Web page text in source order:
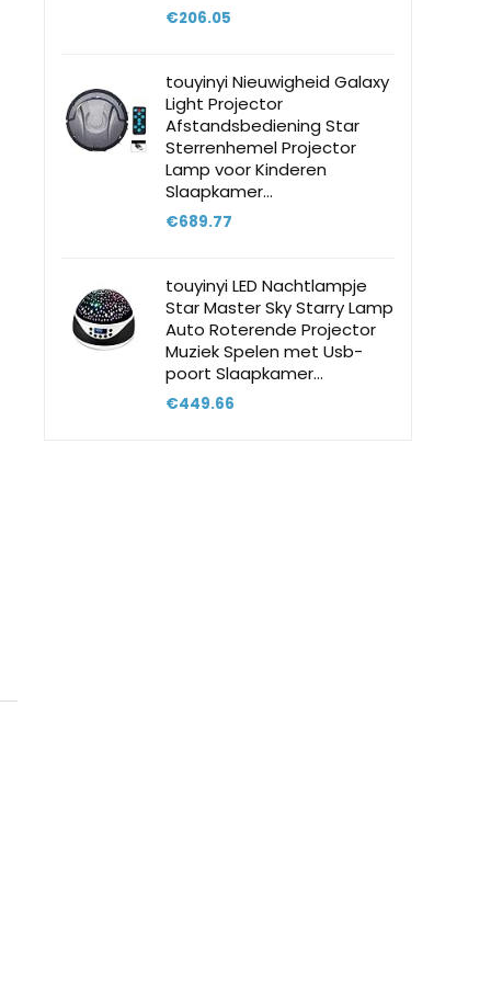
€206.05
touyinyi Nieuwigheid Galaxy
Light Projector
Afstandsbediening Star
Sterrenhemel Projector
Lamp voor Kinderen
Slaapkamer…
€689.77
touyinyi LED Nachtlampje
Star Master Sky Starry Lamp
Auto Roterende Projector
Muziek Spelen met Usb-
poort Slaapkamer…
€449.66